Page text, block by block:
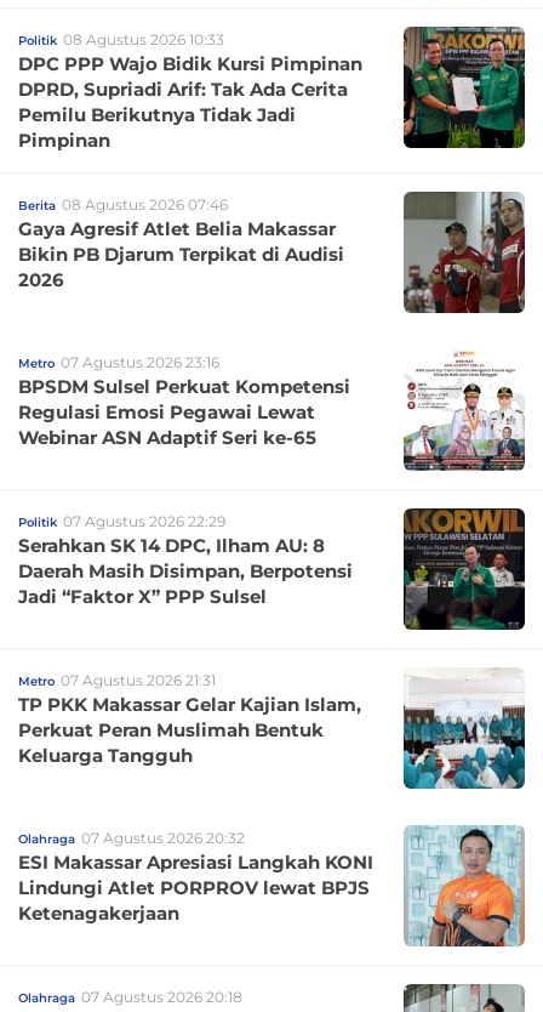
Politik 08 Agustus 2026 10:33
DPC PPP Wajo Bidik Kursi Pimpinan
DPRD, Supriadi Arif: Tak Ada Cerita
Pemilu Berikutnya Tidak Jadi
Pimpinan
Berita 08 Agustus 2026 07:46
Gaya Agresif Atlet Belia Makassar
Bikin PB Djarum Terpikat di Audisi
2026
Metro 07 Agustus 2026 23:16
BPSDM Sulsel Perkuat Kompetensi
Regulasi Emosi Pegawai Lewat
Webinar ASN Adaptif Seri ke-65
Politik 07 Agustus 2026 22:29
Serahkan SK 14 DPC, Ilham AU: 8
Daerah Masih Disimpan, Berpotensi
Jadi “Faktor X” PPP Sulsel
Metro 07 Agustus 2026 21:31
TP PKK Makassar Gelar Kajian Islam,
Perkuat Peran Muslimah Bentuk
Keluarga Tangguh
Olahraga 07 Agustus 2026 20:32
ESI Makassar Apresiasi Langkah KONI
Lindungi Atlet PORPROV lewat BPJS
Ketenagakerjaan
Olahraga 07 Agustus 2026 20:18